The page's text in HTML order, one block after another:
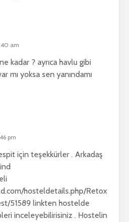
am
kadar ? ayrıca havlu gibi
mı yoksa sen yanındamı
pm
için teşekkürler . Arkadaş
hosteldetails.php/Retox
51589 linkten hostelde
inceleyebilirisiniz . Hostelin